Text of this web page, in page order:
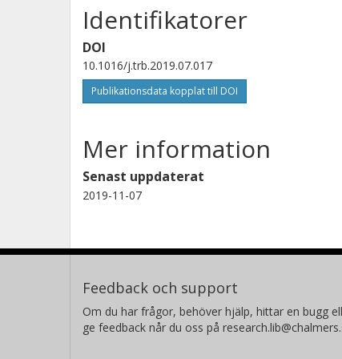
Identifikatorer
DOI
10.1016/j.trb.2019.07.017
Publikationsdata kopplat till DOI
Mer information
Senast uppdaterat
2019-11-07
Feedback och support
Om du har frågor, behöver hjälp, hittar en bugg
ge feedback når du oss på